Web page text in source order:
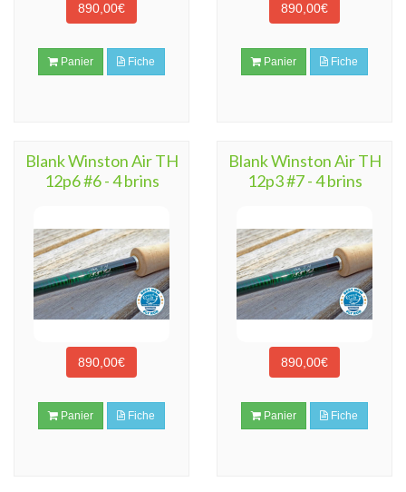
890,00€
Panier Fiche
890,00€
Panier Fiche
Blank Winston Air TH
12p6 #6 - 4 brins
890,00€
Panier Fiche
Blank Winston Air TH
12p3 #7 - 4 brins
890,00€
Panier Fiche